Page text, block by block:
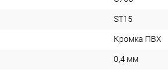
ST15
Кромка ПВХ
0,4 мм